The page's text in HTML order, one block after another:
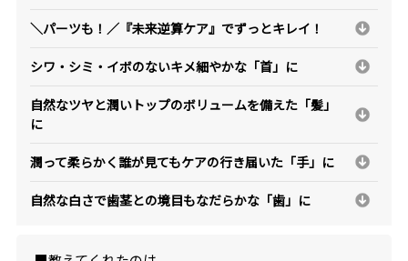
＼パーツも！／『未来逆算ケア』でずっとキレイ！
シワ・シミ・イボのないキメ細やかな「首」に
自然なツヤと潤いトップのボリュームを備えた「髪」
に
潤って柔らかく誰が見てもケアの行き届いた「手」に
自然な白さで歯茎との境目もなだらかな「歯」に